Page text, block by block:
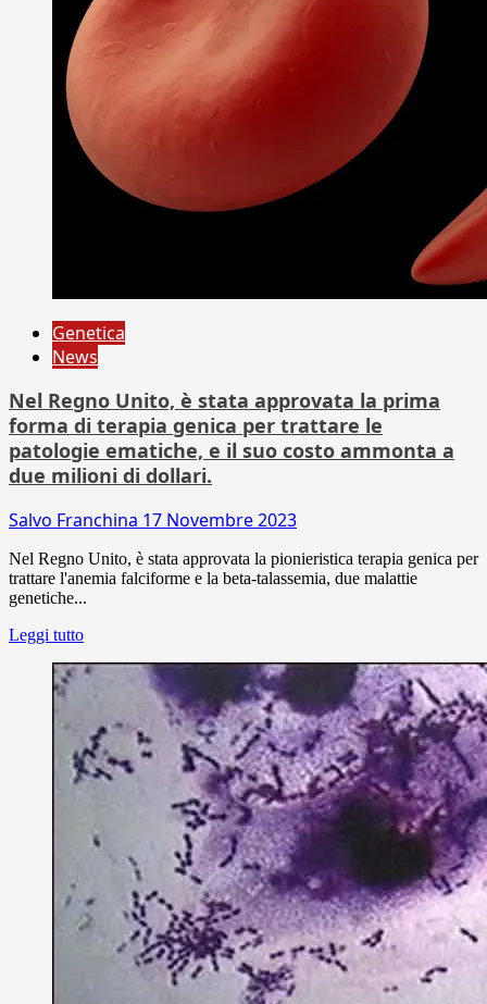
Genetica
News
Nel Regno Unito, è stata approvata la prima
forma di terapia genica per trattare le
patologie ematiche, e il suo costo ammonta a
due milioni di dollari.
Salvo Franchina 17 Novembre 2023
Nel Regno Unito, è stata approvata la pionieristica terapia genica per
trattare l'anemia falciforme e la beta-talassemia, due malattie
genetiche...
Leggi tutto